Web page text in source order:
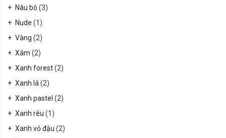
Nâu bò (3)
Nude (1)
Vàng (2)
Xám (2)
Xanh forest(2)
Xanh lá (2)
Xanh pastel (2)
Xanh rêu (1)
Xanh vỏ đậu (2)